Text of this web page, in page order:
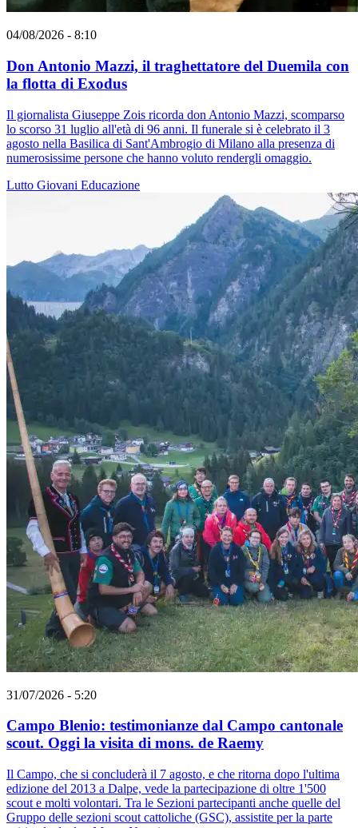
04/08/2026 - 8:10
Don Antonio Mazzi, il traghettatore del Duemila con
la flotta di Exodus
Il giornalista Giuseppe Zois ricorda don Antonio Mazzi, scomparso
lo scorso 31 luglio all'età di 96 anni. Il funerale si è celebrato il 3
agosto nella Basilica di Sant'Ambrogio di Milano alla presenza di
numerosissime persone che hanno voluto rendergli omaggio.
Lutto Giovani Educazione
31/07/2026 - 5:20
Campo Blenio: testimonianze dal Campo cantonale
scout. Oggi la visita di mons. de Raemy
Il Campo, che si concluderà il 7 agosto, e che ritorna dopo l'ultima
edizione del 2013 a Dalpe, vede la partecipazione di oltre 1'500
scout e molti volontari. Tra le Sezioni partecipanti anche quelle del
Gruppo delle sezioni scout cattoliche (GSC), assistite per la parte